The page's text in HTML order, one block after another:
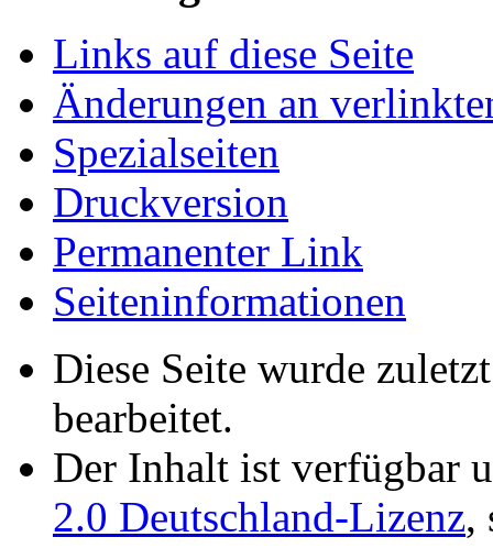
Links auf diese Seite
Änderungen an
Spezialseiten
Druckversion
Permanenter Link
Seiten­­informationen
Diese Seite wurde
bearbeitet.
Der Inhalt ist verfügbar
2.0 Deutschland-Lizenz,